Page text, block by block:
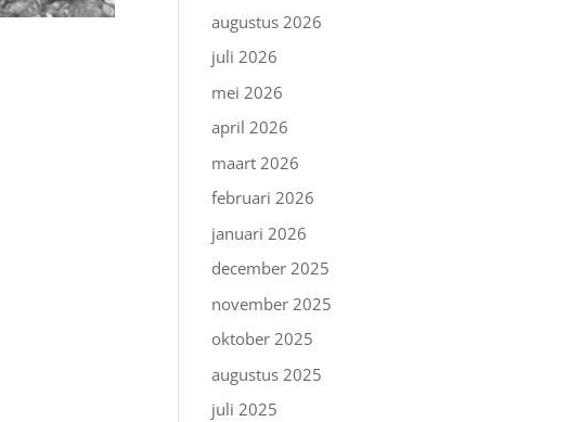
augustus 2026
juli 2026
mei 2026
april 2026
maart 2026
februari 2026
januari 2026
december 2025
november 2025
oktober 2025
augustus 2025
juli 2025